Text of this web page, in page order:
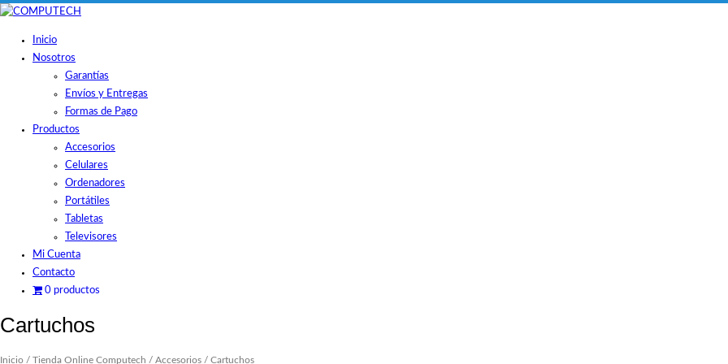
Skip
contentInicio
Nosotros
Garantías
Envíos y Entregas
Formas de Pago
Productos
Accesorios
Celulares
Ordenadores
Portátiles
Tabletas
Televisores
Mi Cuenta
Contacto
0 productos
Cartuchos
Inicio / Tienda Online Computech / Accesorios / Cartuchos